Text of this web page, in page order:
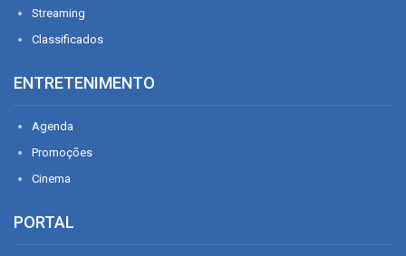
Streaming
Classificados
ENTRETENIMENTO
Agenda
Promoções
Cinema
PORTAL